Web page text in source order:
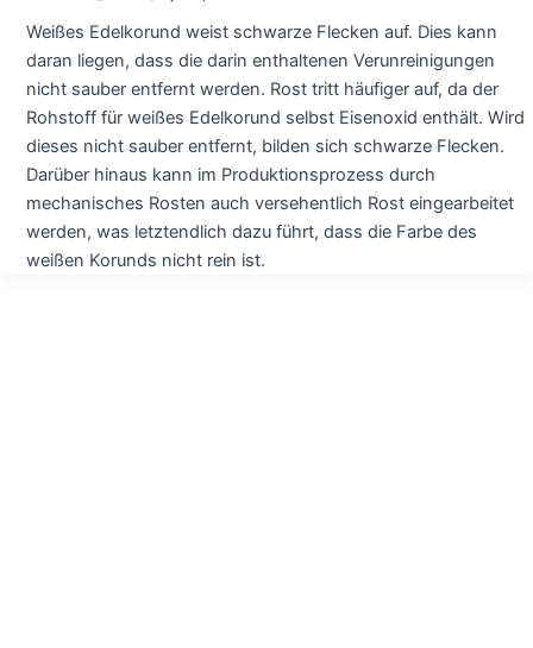
Weißes Edelkorund weist schwarze Flecken auf. Dies kann
daran liegen, dass die darin enthaltenen Verunreinigungen
nicht sauber entfernt werden. Rost tritt häufiger auf, da der
Rohstoff für weißes Edelkorund selbst Eisenoxid enthält. Wird
dieses nicht sauber entfernt, bilden sich schwarze Flecken.
Darüber hinaus kann im Produktionsprozess durch
mechanisches Rosten auch versehentlich Rost eingearbeitet
werden, was letztendlich dazu führt, dass die Farbe des
weißen Korunds nicht rein ist.